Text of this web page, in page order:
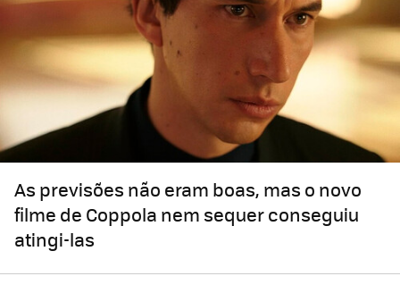
As previsões não eram boas, mas o novo
filme de Coppola nem sequer conseguiu
atingi-las